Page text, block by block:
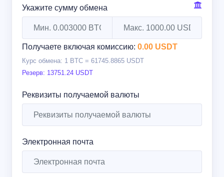
Укажите сумму обмена
Получаете включая комиссию: 0.00 USDT
Курс обмена: 1 BTC = 61745.8865 USDT
Резерв: 13751.24 USDT
Реквизиты получаемой валюты
Электронная почта